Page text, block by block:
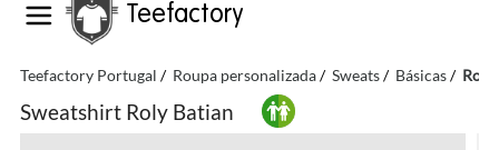
Teefactory
Teefactory Portugal Roupa personalizada Sweats Básicas Roly
Sweatshirt Roly Batian